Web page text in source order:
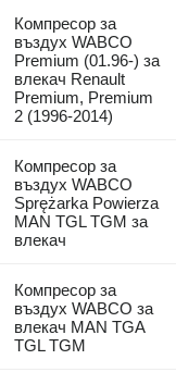
Компресор за
въздух WABCO
Premium (01.96-) за
влекач Renault
Premium, Premium
2 (1996-2014)
Компресор за
въздух WABCO
Sprężarka Powierza
MAN TGL TGM за
влекач
Компресор за
въздух WABCO за
влекач MAN TGA
TGL TGM